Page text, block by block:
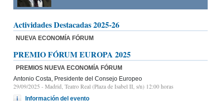
Actividades Destacadas 2025-26
NUEVA ECONOMÍA FÓRUM
PREMIO FÓRUM EUROPA 2025
PREMIOS NUEVA ECONOMÍA FÓRUM
Antonio Costa, Presidente del Consejo Europeo
29/09/2025 - Madrid, Teatro Real (Plaza de Isabel II, s/n) 12:00 horas
Información del evento